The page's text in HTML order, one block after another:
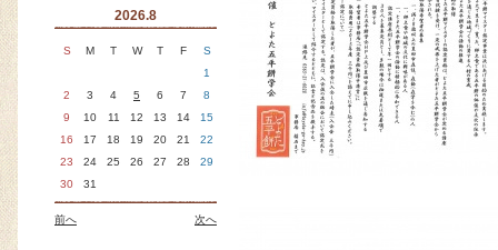
2026.8
S M T W T F
S
1
2
3 4 5 6 7
8
9
10 11 12 13 14
15
16
17 18 19 20 21
22
23
24 25 26 27 28
29
30
31
次へ
前へ